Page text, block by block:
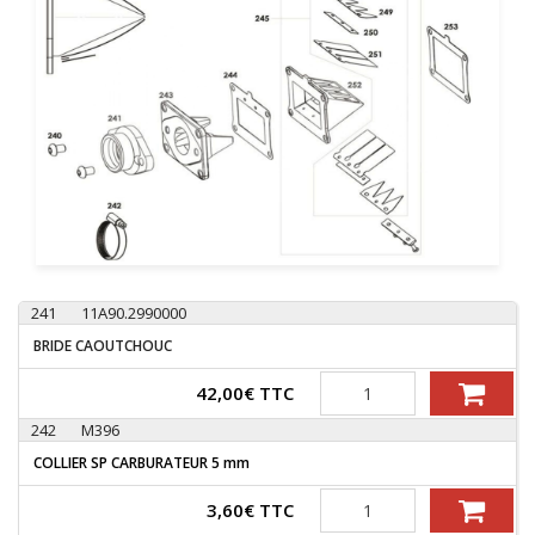
241 11A90.2990000
BRIDE CAOUTCHOUC
42,00€ TTC Quantité
242 M396
COLLIER SP CARBURATEUR 5 mm
3,60€ TTC Quantité